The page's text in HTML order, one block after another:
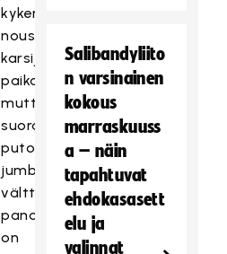
kykene
nousemaan
karsijan
paikalta,
mutta
suoran
putoajan
jumbosijan
välttelyssä
panosta
on
Salibandyliito
n varsinainen
kokous
marraskuuss
a – näin
tapahtuvat
ehdokasasett
elu ja
valinnat